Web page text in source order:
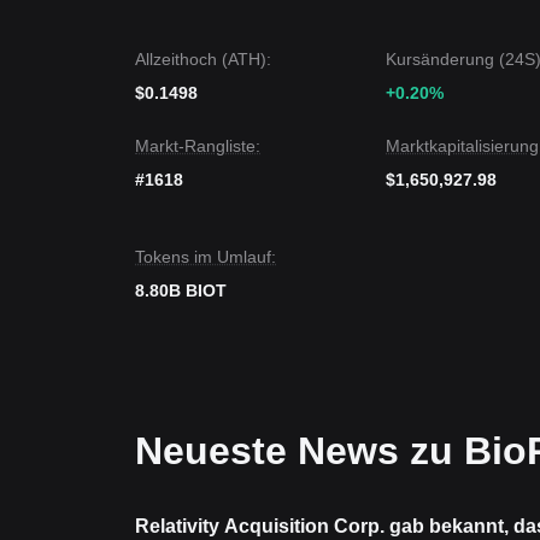
Marktkonsens
Der Konsens verschiedener technischer
Allzeithoch (ATH):
$0.1498
Kursänderung
+0.20%
Markt-Rangliste:
#1618
$1,650,927.98
Tokens im Umlauf:
8.80B BIOT
Neueste News zu
Relativity Acquisition Corp. gab bekannt,